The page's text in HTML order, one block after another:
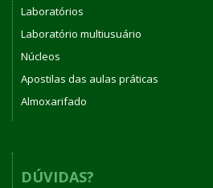
Laboratórios
Laboratório multiusuário
Núcleos
Apostilas das aulas práticas
Almoxarifado
DÚVIDAS?